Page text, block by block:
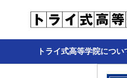
トライ式高等学院につい